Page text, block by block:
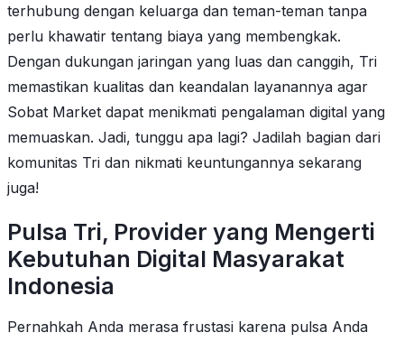
terhubung dengan keluarga dan teman-teman tanpa
perlu khawatir tentang biaya yang membengkak.
Dengan dukungan jaringan yang luas dan canggih, Tri
memastikan kualitas dan keandalan layanannya agar
Sobat Market dapat menikmati pengalaman digital yang
memuaskan. Jadi, tunggu apa lagi? Jadilah bagian dari
komunitas Tri dan nikmati keuntungannya sekarang
juga!
Pulsa Tri, Provider yang Mengerti
Kebutuhan Digital Masyarakat
Indonesia
Pernahkah Anda merasa frustasi karena pulsa Anda